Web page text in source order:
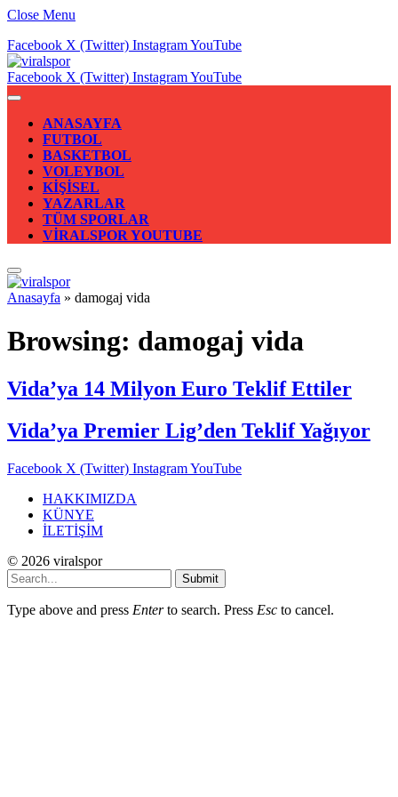
Close Menu
Facebook X (Twitter) InstagramYouTube
Facebook X (Twitter) InstagramYouTube
ANASAYFA
FUTBOL
BASKETBOL
VOLEYBOL
KİŞİSEL
YAZARLAR
TÜM SPORLAR
VİRALSPOR YOUTUBE
Anasayfa » damogaj vida
Browsing: damogaj vida
Vida’ya 14 Milyon Euro Teklif Ettiler
Vida’ya Premier Lig’den Teklif Yağıyor
Facebook X (Twitter) InstagramYouTube
HAKKIMIZDA
KÜNYE
İLETİŞİM
© 2026 viralspor
Submit
Type above and press Enterto search. Press Esc to cancel.